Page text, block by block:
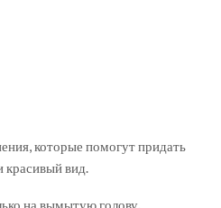
которые помогут придать
красивый вид.
на вымытую голову.